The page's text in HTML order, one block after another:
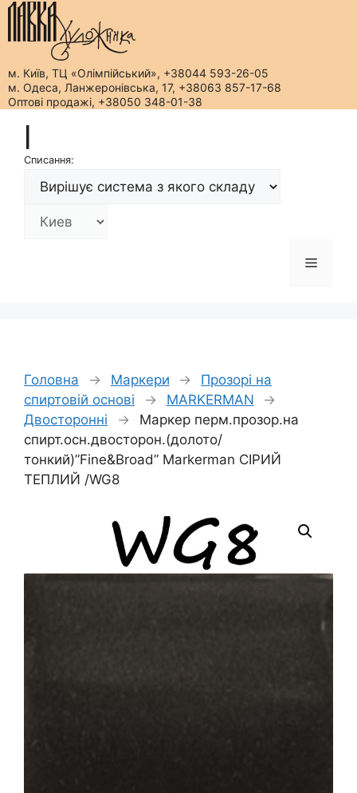
м. Київ, ТЦ «Олімпійський», +38044 593-26-05
м. Одеса, Ланжеронівська, 17, +38063 857-17-68
Оптові продажі, +38050 348-01-38
вмістуСписання:
Меню
Головна → Маркери →
Прозорі на
спиртовій основі
→ MARKERMAN
→
Двосторонні
→
Маркер перм.прозор.на
спирт.осн.двосторон.(долото/
тонкий)”Fine&Broad” Markerman СІРИЙ
ТЕПЛИЙ /WG8